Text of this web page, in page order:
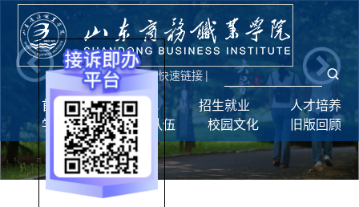
新闻网|统一门户 快速链接 |
首页 学校概况 招生就业
人才培养
学生工作
师资队伍 校园文化 旧版回顾